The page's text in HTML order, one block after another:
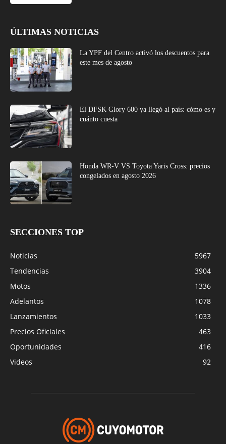
ÚLTIMAS NOTICIAS
La YPF del Centro activó los descuentos para
este mes de agosto
El DFSK Glory 600 ya llegó al país: cómo es y
cuánto cuesta
Honda WR-V VS Toyota Yaris Cross: precios
congelados en agosto 2026
SECCIONES TOP
Noticias
5967
Tendencias
3904
Motos
1336
Adelantos
1078
Lanzamientos
1033
Precios Oficiales
463
Oportunidades
416
Videos
92